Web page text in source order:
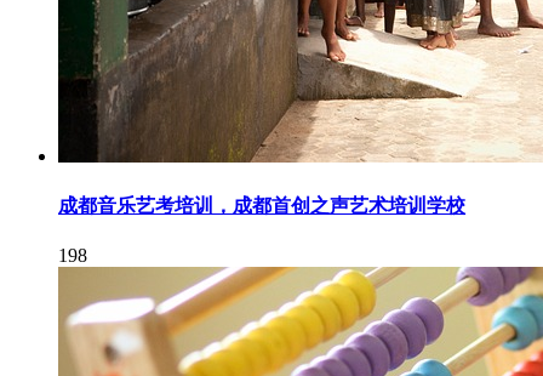
成都音乐艺考培训，成都首创之声艺术培训学校
198